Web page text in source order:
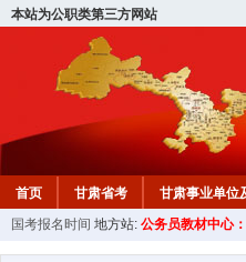
本站为公职类第三方网站
首页 甘肃省考 甘肃事业单位
国考报名时间 地方站: 公务员教材中心